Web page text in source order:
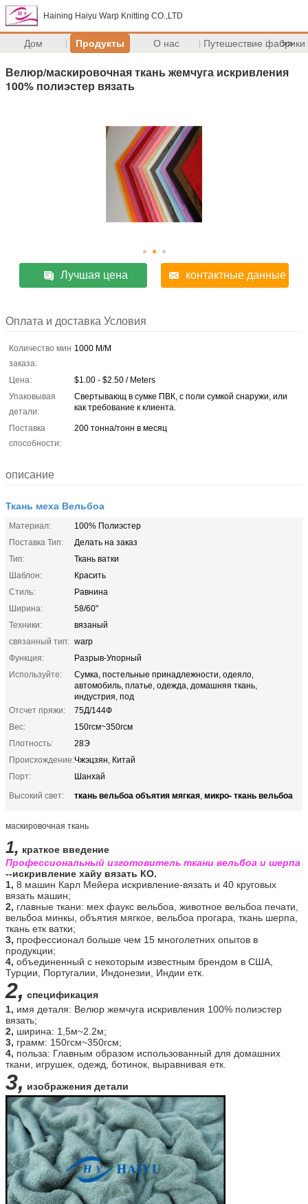
Haining Haiyu Warp Knitting CO.,LTD
Дом Продукты О нас Путешествие фабрики
>>
Велюр/маскировочная ткань жемчуга искривления
100% полиэстер вязать
Лучшая цена контактные данные
Оплата и доставка Условия
Количество мин
заказа:
1000 М/М
Цена:
$1.00 - $2.50 / Meters
Упаковывая
детали:
Свертывающ в сумке ПВК, с поли сумкой снаружи, или
как требование к клиента.
Поставка
способности:
200 тонна/тонн в месяц
описание
Ткань меха Вельбоа
Материал:
100% Полиэстер
Поставка Тип:
Делать на заказ
Тип:
Ткань ватки
Шаблон:
Красить
Стиль:
Равнина
Ширина:
58/60"
Техники:
вязаный
связанный тип: warp
Функция:
Разрыв-Упорный
Используйте:
Сумка, постельные принадлежности, одеяло,
автомобиль, платье, одежда, домашняя ткань,
индустрия, под
Отсчет пряжи:
75Д/144Ф
Вес:
150гсм~350гсм
Плотность:
28Э
Происхождение:Чжэцзян, Китай
Порт:
Шанхай
Высокий свет:
ткань вельбоа объятия мягкая, микро- ткань вельбоа
маскировочная ткань
1, краткое введение
Профессиональный изготовитель ткани вельбоа и шерпа
--искривление хайу вязать КО.
1, 8 машин Карл Мейера искривление-вязать и 40 круговых
вязать машин;
2, главные ткани: мех фаукс вельбоа, животное вельбоа печати,
вельбоа минкы, объятия мягкое, вельбоа прогара, ткань шерпа,
ткань етк ватки;
3, профессионал больше чем 15 многолетних опытов в
продукции;
4, объединенный с некоторым известным брендом в США,
Турции, Португалии, Индонезии, Индии етк.
2, спецификация
1, имя деталя: Велюр жемчуга искривления 100% полиэстер
вязать;
2, ширина: 1,5м~2.2м;
3, грамм: 150гсм~350гсм;
4, польза: Главным образом использованный для домашних
ткани, игрушек, одежд, ботинок, выравнивая етк.
3, изображения детали